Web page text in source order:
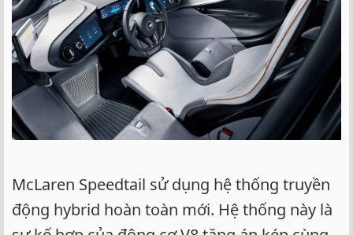
McLaren Speedtail sử dụng hệ thống truyền
động hybrid hoàn toàn mới. Hệ thống này là